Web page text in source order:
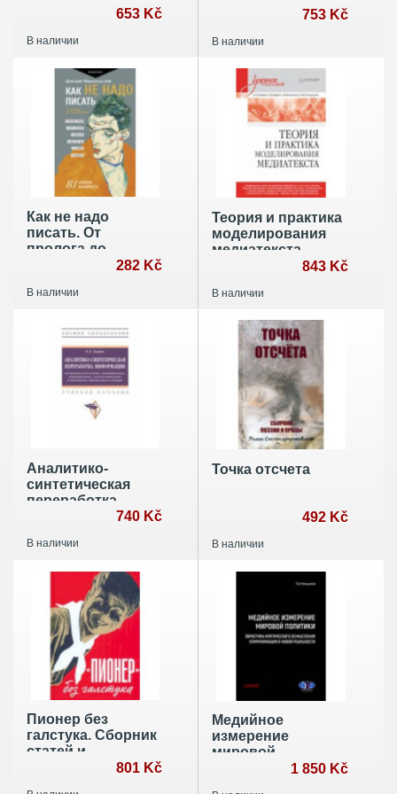
653 Kč
В наличии
Учебное пособие
753 Kč
В наличии
Как не надо
писать. От
пролога до
кульминации282 Kč
В наличии
Теория и практика
моделирования
медиатекста.
Учебное пособие
843 Kč
В наличии
Аналитико-
синтетическая
переработка
информации.740 Kč
В наличии
Точка отсчета
492 Kč
В наличии
Пионер без
галстука. Сборник
статей и
воспоминаний об
801 Kč
Медийное
измерение
мировой
1 850 Kč